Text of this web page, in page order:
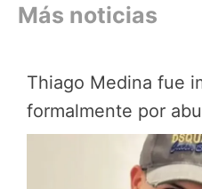
Más noticias
Thiago Medina fue
formalmente por